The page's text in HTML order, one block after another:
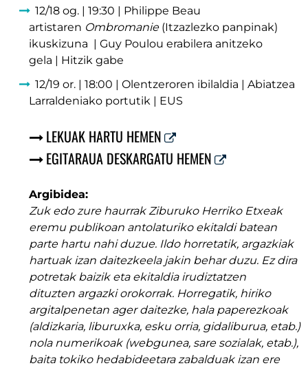
12/18 og. | 19:30 | Philippe Beau
artistaren Ombromanie(Itzazlezko panpinak)
ikuskizuna | Guy Poulou erabilera anitzeko
gela | Hitzik gabe
12/19 or. | 18:00 | Olentzeroren ibilaldia | Abiatzea
Larraldeniako portutik | EUS
LEKUAK HARTU HEMEN
EGITARAUA DESKARGATU HEMEN
Argibidea:
Zuk edo zure haurrak Ziburuko Herriko Etxeak
eremu publikoan antolaturiko ekitaldi batean
parte hartu nahi duzue. Ildo horretatik, argazkiak
hartuak izan daitezkeela jakin behar duzu. Ez dira
potretak baizik eta ekitaldia irudiztatzen
dituzten argazki orokorrak. Horregatik, hiriko
argitalpenetan ager daitezke, hala paperezkoak
(aldizkaria, liburuxka, esku orria, gidaliburua, etab.)
nola numerikoak (webgunea, sare sozialak, etab.),
baita tokiko hedabideetara zabalduak izan ere